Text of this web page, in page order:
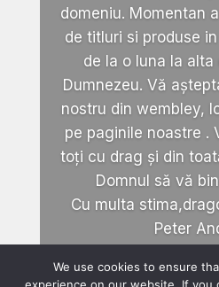
domeniu. Momentan
de titluri si produse
de la o luna la
Dumnezeu. Vă
nostru din wembley,
pe paginile noastre .
toți cu drag și din
Domnul să vă
Cu multa
Peter
We use cookies to ensure